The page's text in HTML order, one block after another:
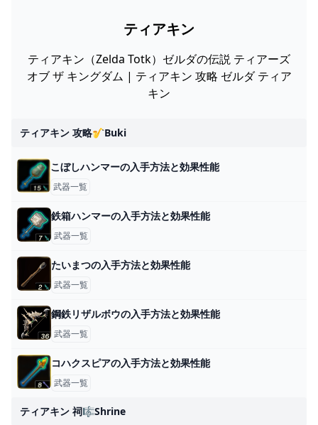
ティアキン
ティアキン（Zelda Totk）ゼルダの伝説 ティアーズ
オブ ザ キングダム | ティアキン 攻略 ゼルダ ティア
キン
ティアキン 攻略🎷buki
こぼしハンマーの入手方法と効果性能
武器一覧
鉄箱ハンマーの入手方法と効果性能
武器一覧
たいまつの入手方法と効果性能
武器一覧
鋼鉄リザルボウの入手方法と効果性能
武器一覧
コハクスピアの入手方法と効果性能
武器一覧
ティアキン 祠🎼shrine